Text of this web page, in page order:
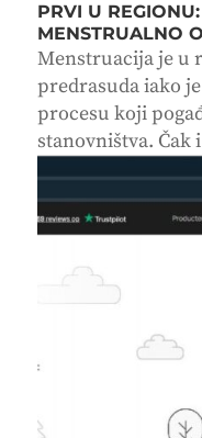
PRVI U
MENSTRUALNO
Menstruacija je u
predrasuda iako
procesu koji
stanovništva. Čak